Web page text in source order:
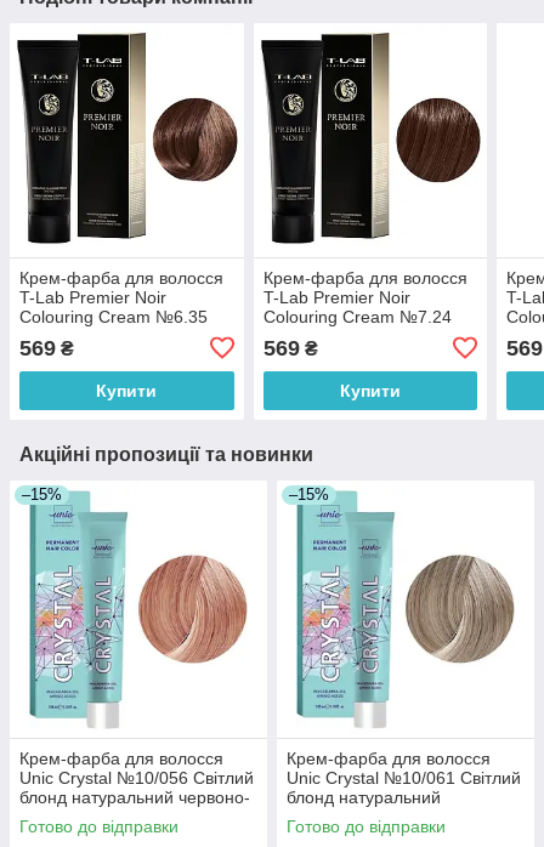
Крем-фарба для волосся
T-Lab Premier Noir
Colouring Cream №6.35
Blonde 100 мл
569 ₴
Купити
Крем-фарба для волосся
T-Lab Premier Noir
Colouring Cream №7.24
Iridescent Copper Blonde
100 мл
569₴
Купити
T-
569
Акційні пропозиції та новинки
–15%
Крем-фарба для волосся
Unic Crystal №10/056 Світлий
блонд натуральний червоно-
фіолетовий 100 мл
Готово до відправки
–15%
Крем-фарба для волосся
Unic Crystal №10/061 Світлий
блонд натуральний
фіолетово-попелястий 100
мл
Готово до відправки